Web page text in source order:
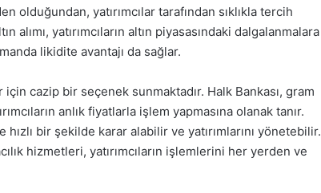
olduğundan, yatırımcılar tarafından sıklıkla tercih
alımı, yatırımcıların altın piyasasındaki dalgalanmalara
likidite avantajı da sağlar.
için cazip bir seçenek sunmaktadır. Halk Bankası, gram
anlık fiyatlarla işlem yapmasına olanak tanır.
hızlı bir şekilde karar alabilir ve yatırımlarını yönetebilir.
hizmetleri, yatırımcıların işlemlerini her yerden ve